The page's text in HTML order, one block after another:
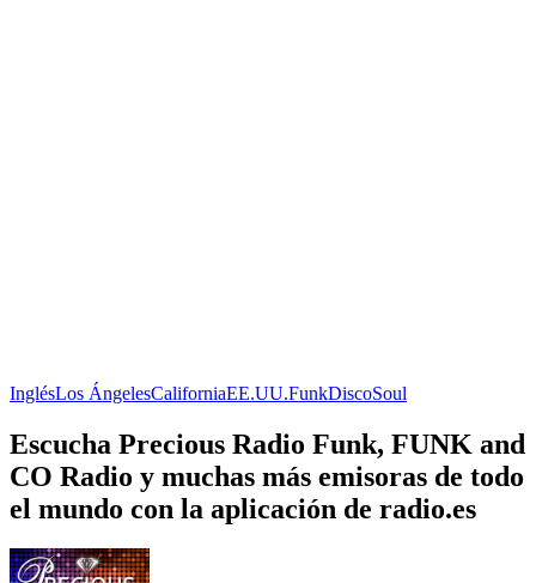
InglésLos ÁngelesCaliforniaEE.UU.FunkDiscoSoul
Escucha Precious Radio Funk, FUNK and
CO Radio y muchas más emisoras de todo
el mundo con la aplicación de radio.es